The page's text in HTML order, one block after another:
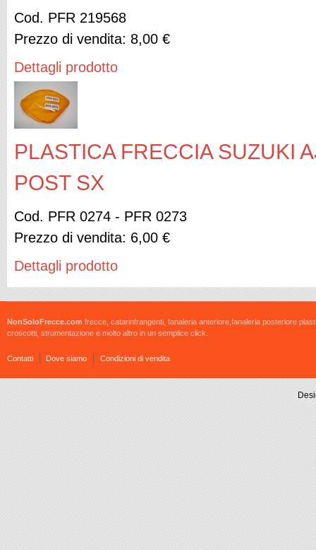
Cod. PFR 219568
Prezzo di vendita: 8,00 €
Dettagli prodotto
PLASTICA FRECCIA SUZUKI
POST SX
Cod. PFR 0274 - PFR 0273
Prezzo di vendita: 6,00 €
Dettagli prodotto
NonSoloFrecce.com frecce, catarinfrangenti, fanaleria anteriore,fanaleria posteriore
croscotti, strumentazione e molto altro in un semplice click.
Contatti Dove siamo Condizioni di vendita